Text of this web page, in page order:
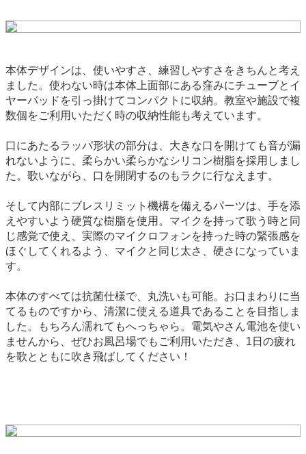
本体デザインは、使いやすさ、練習しやすさをきちんと考え
ました。使わない時は本体上面部にある窪みにチューブとイ
ヤーパッドを引っ掛けてコンパクトに収納。教室や施設で複
数個をご利用いただく時の収納性能も考えています。
口にあたるラッパ形状の部分は、大きな口を開けても音が漏
れないように、柔らかい柔らかなシリコン樹脂を採用しまし
た。歌いながら、口を開閉するのもラクに行なえます。
そして内部にブレスリミット機構を備えるパーツは、手を添
えやすいよう硬質な樹脂を使用。マイクを持って歌う時と同
じ感覚で使え、実際のマイクロフォンを持った時の緊張感を
ほぐしてくれるよう、マイクと同じ太さ、硬さになっていま
す。
本体のすべては抗菌仕様で、丸洗いも可能。お口まわりに当
てるものですから、清潔に使える道具であることを目指しま
した。もちろん濡れてもへっちゃら。電気やさん電池を使い
ませんから、ぜひお風呂場でもご利用いただき、1日の疲れ
を歌とともに吹き飛ばしてください！